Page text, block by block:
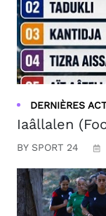
DERNIÈRES
Iaâllalen
BY SPORT 24